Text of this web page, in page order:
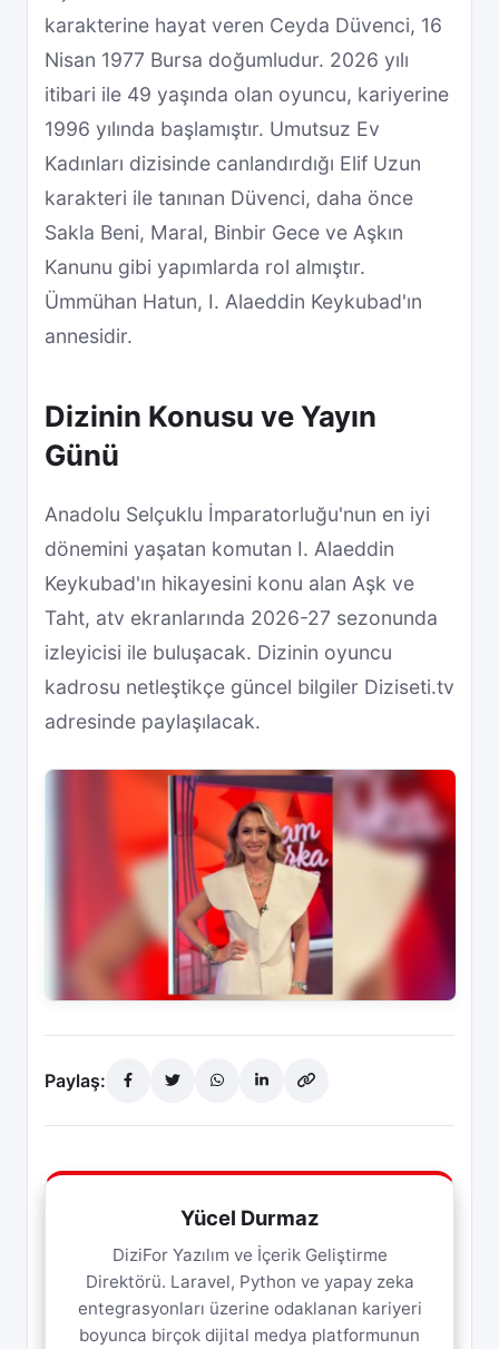
karakterine hayat veren Ceyda Düvenci, 16
Nisan 1977 Bursa doğumludur. 2026 yılı
itibari ile 49 yaşında olan oyuncu, kariyerine
1996 yılında başlamıştır. Umutsuz Ev
Kadınları dizisinde canlandırdığı Elif Uzun
karakteri ile tanınan Düvenci, daha önce
Sakla Beni, Maral, Binbir Gece ve Aşkın
Kanunu gibi yapımlarda rol almıştır.
Ümmühan Hatun, I. Alaeddin Keykubad'ın
annesidir.
Dizinin Konusu ve Yayın
Günü
Anadolu Selçuklu İmparatorluğu'nun en iyi
dönemini yaşatan komutan I. Alaeddin
Keykubad'ın hikayesini konu alan Aşk ve
Taht, atv ekranlarında 2026-27 sezonunda
izleyicisi ile buluşacak. Dizinin oyuncu
kadrosu netleştikçe güncel bilgiler Diziseti.tv
adresinde paylaşılacak.
Paylaş:
Yücel Durmaz
DiziFor Yazılım ve İçerik Geliştirme
Direktörü. Laravel, Python ve yapay zeka
entegrasyonları üzerine odaklanan kariyeri
boyunca birçok dijital medya platformunun